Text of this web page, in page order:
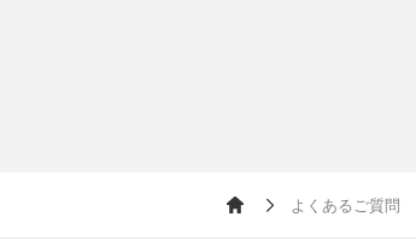
よくあるご質問